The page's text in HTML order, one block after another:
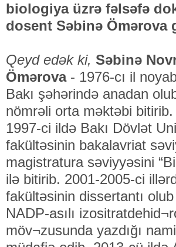
biologiya üzrə fəlsəfə
dosent Səbinə Ömərova
Qeyd edək ki, Səbinə
Ömərova - 1976-cı il
Bakı şəhərində anadan
nömrəli orta məktəbi bitirib.
1997-ci ildə Bakı Dövlət
fakültəsinin bakalavriat
magistratura səviyyəsini
ilə bitirib. 2001-2005-ci
fakültəsinin dissertantı
NADP-asılı
möv¬zusunda yazdığı